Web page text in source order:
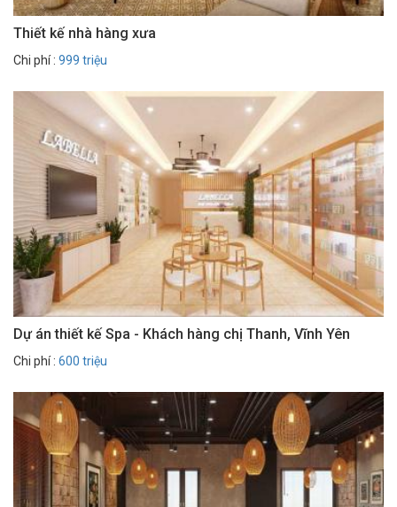
Thiết kế nhà hàng xưa
Chi phí : 999 triệu
Dự án thiết kế Spa - Khách hàng chị Thanh, Vĩnh Yên
Chi phí : 600 triệu